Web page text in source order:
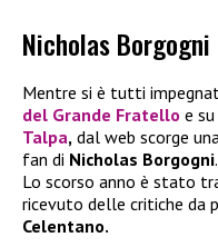
Nicholas
Mentre si è tutti
del Grande Fratello e su
Talpa, dal web scorge
fan di Nicholas Borgogni
Lo scorso anno è stato
ricevuto delle critiche da
Celentano.